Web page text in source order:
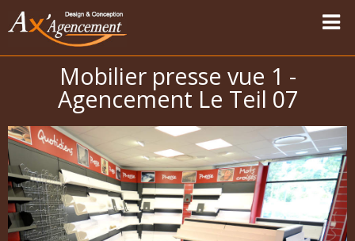
Nos réalisations
Vapotage
Magasins Sport-Vêtements
Les univers
Carte des modernisations
Mobilier presse vue 1 -
Agencement Le Teil 07